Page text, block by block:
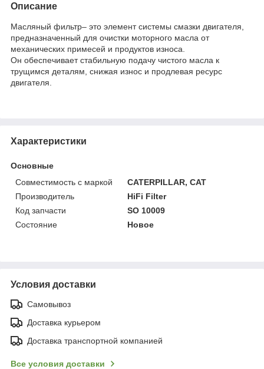
Описание
Масляный фильтр– это элемент системы смазки двигателя,
предназначенный для очистки моторного масла от
механических примесей и продуктов износа.
Он обеспечивает стабильную подачу чистого масла к
трущимся деталям, снижая износ и продлевая ресурс
двигателя.
Характеристики
Основные
Совместимость с маркой
CATERPILLAR, CAT
Производитель
HiFi Filter
Код запчасти
SO 10009
Состояние
Новое
Условия доставки
Самовывоз
Доставка курьером
Доставка транспортной компанией
Все условия доставки